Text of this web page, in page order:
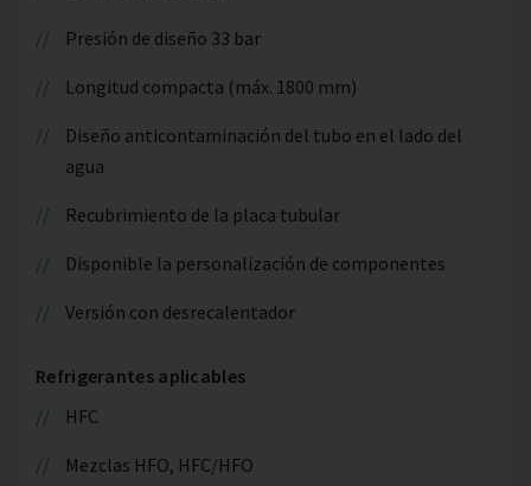
Presión de diseño 33 bar
Longitud compacta (máx. 1800 mm)
Diseño anticontaminación del tubo en el lado del
agua
Recubrimiento de la placa tubular
Disponible la personalización de componentes
Versión con desrecalentador
Refrigerantes aplicables
HFC
Mezclas HFO, HFC/HFO